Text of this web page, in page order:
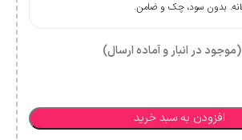
(موجود در انبار و آماده ارسال)
افزودن به سبد خرید